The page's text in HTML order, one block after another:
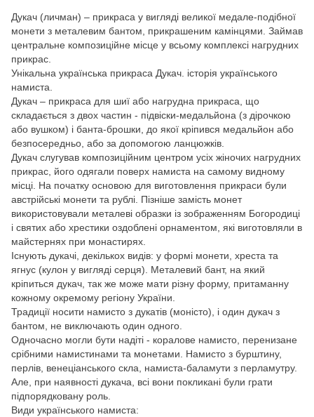
Дукач (личман) – прикраса у вигляді великої медале-подібної
монети з металевим бантом, прикрашеним камінцями. Займав
центральне композиційне місце у всьому комплексі нагрудних
прикрас.
Унікальна українська прикраса Дукач. історія українського
намиста.
Дукач – прикраса для шиї або нагрудна прикраса, що
складається з двох частин - підвіски-медальйона (з дірочкою
або вушком) і банта-брошки, до якої кріпився медальйон або
безпосередньо, або за допомогою ланцюжків.
Дукач слугував композиційним центром усіх жіночих нагрудних
прикрас, його одягали поверх намиста на самому видному
місці. На початку основою для виготовлення прикраси були
австрійські монети та рублі. Пізніше замість монет
використовували металеві образки із зображенням Богородиці
і святих або хрестики оздоблені орнаментом, які виготовляли в
майстернях при монастирях.
Існують дукачі, декількох видів: у формі монети, хреста та
ягнус (кулон у вигляді серця). Металевий бант, на який
кріпиться дукач, так же може мати різну форму, притаманну
кожному окремому регіону України.
Традиції носити намисто з дукатів (моністо), і один дукач з
бантом, не виключають один одного.
Одночасно могли бути надіті - коралове намисто, перенизане
срібними намистинами та монетами. Намисто з бурштину,
перлів, венеціанського скла, намиста-баламути з перламутру.
Але, при наявності дукача, всі вони покликані були грати
підпорядковану роль.
Види українського намиста: